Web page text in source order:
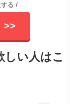
る /
>>
しい人はこ